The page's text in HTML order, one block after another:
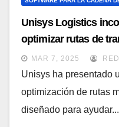
Unisys Logistics
optimizar rutas de
Inteligencia Artificial
MAR 7, 2025
Unisys ha presentado
optimización de rutas
diseñado para ayudar...